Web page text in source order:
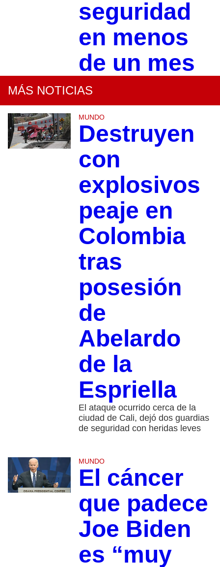
seguridad
en menos
de un mes
MÁS NOTICIAS
MUNDO
Destruyen
con
explosivos
peaje en
Colombia
tras
posesión
de
Abelardo
de la
Espriella
El ataque ocurrido cerca de la
ciudad de Cali, dejó dos guardias
de seguridad con heridas leves
MUNDO
El cáncer
que padece
Joe Biden
es “muy